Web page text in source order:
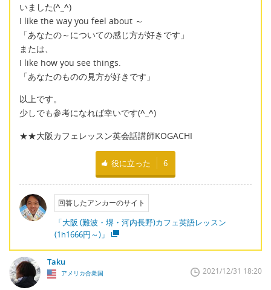
いました(^_^)
I like the way you feel about ～
「あなたの～についての感じ方が好きです」
または、
I like how you see things.
「あなたのものの見方が好きです」
以上です。
少しでも参考になれば幸いです(^_^)
★★大阪カフェレッスン英会話講師KOGACHI
役に立った 6
回答したアンカーのサイト
「大阪 (難波・堺・河内長野)カフェ英語レッスン
(1h1666円～)」
Taku
アメリカ合衆国 2021/12/31 18:20